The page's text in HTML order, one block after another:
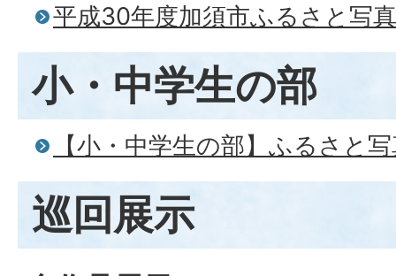
平成30年度加須市ふるさと写
小・中学生の部
【小・中学生の部】ふるさと
巡回展示